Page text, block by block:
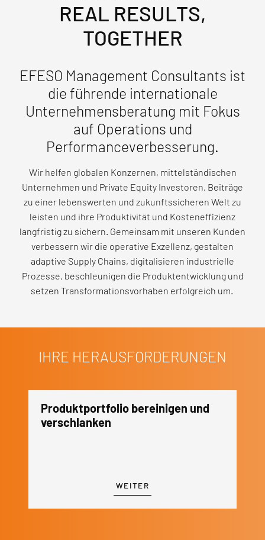
REAL RESULTS,
TOGETHER
EFESO Management Consultants ist
die führende internationale
Unternehmensberatung mit Fokus
auf Operations und
Performanceverbesserung.
Wir helfen globalen Konzernen, mittelständischen
Unternehmen und Private Equity Investoren, Beiträge
zu einer lebenswerten und zukunftssicheren Welt zu
leisten und ihre Produktivität und Kosteneffizienz
langfristig zu sichern. Gemeinsam mit unseren Kunden
verbessern wir die operative Exzellenz, gestalten
adaptive Supply Chains, digitalisieren industrielle
Prozesse, beschleunigen die Produktentwicklung und
setzen Transformationsvorhaben erfolgreich um.
IHRE HERAUSFORDERUNGEN
Effizienzpotenziale durch Industrie
4.0 heben
WEITER